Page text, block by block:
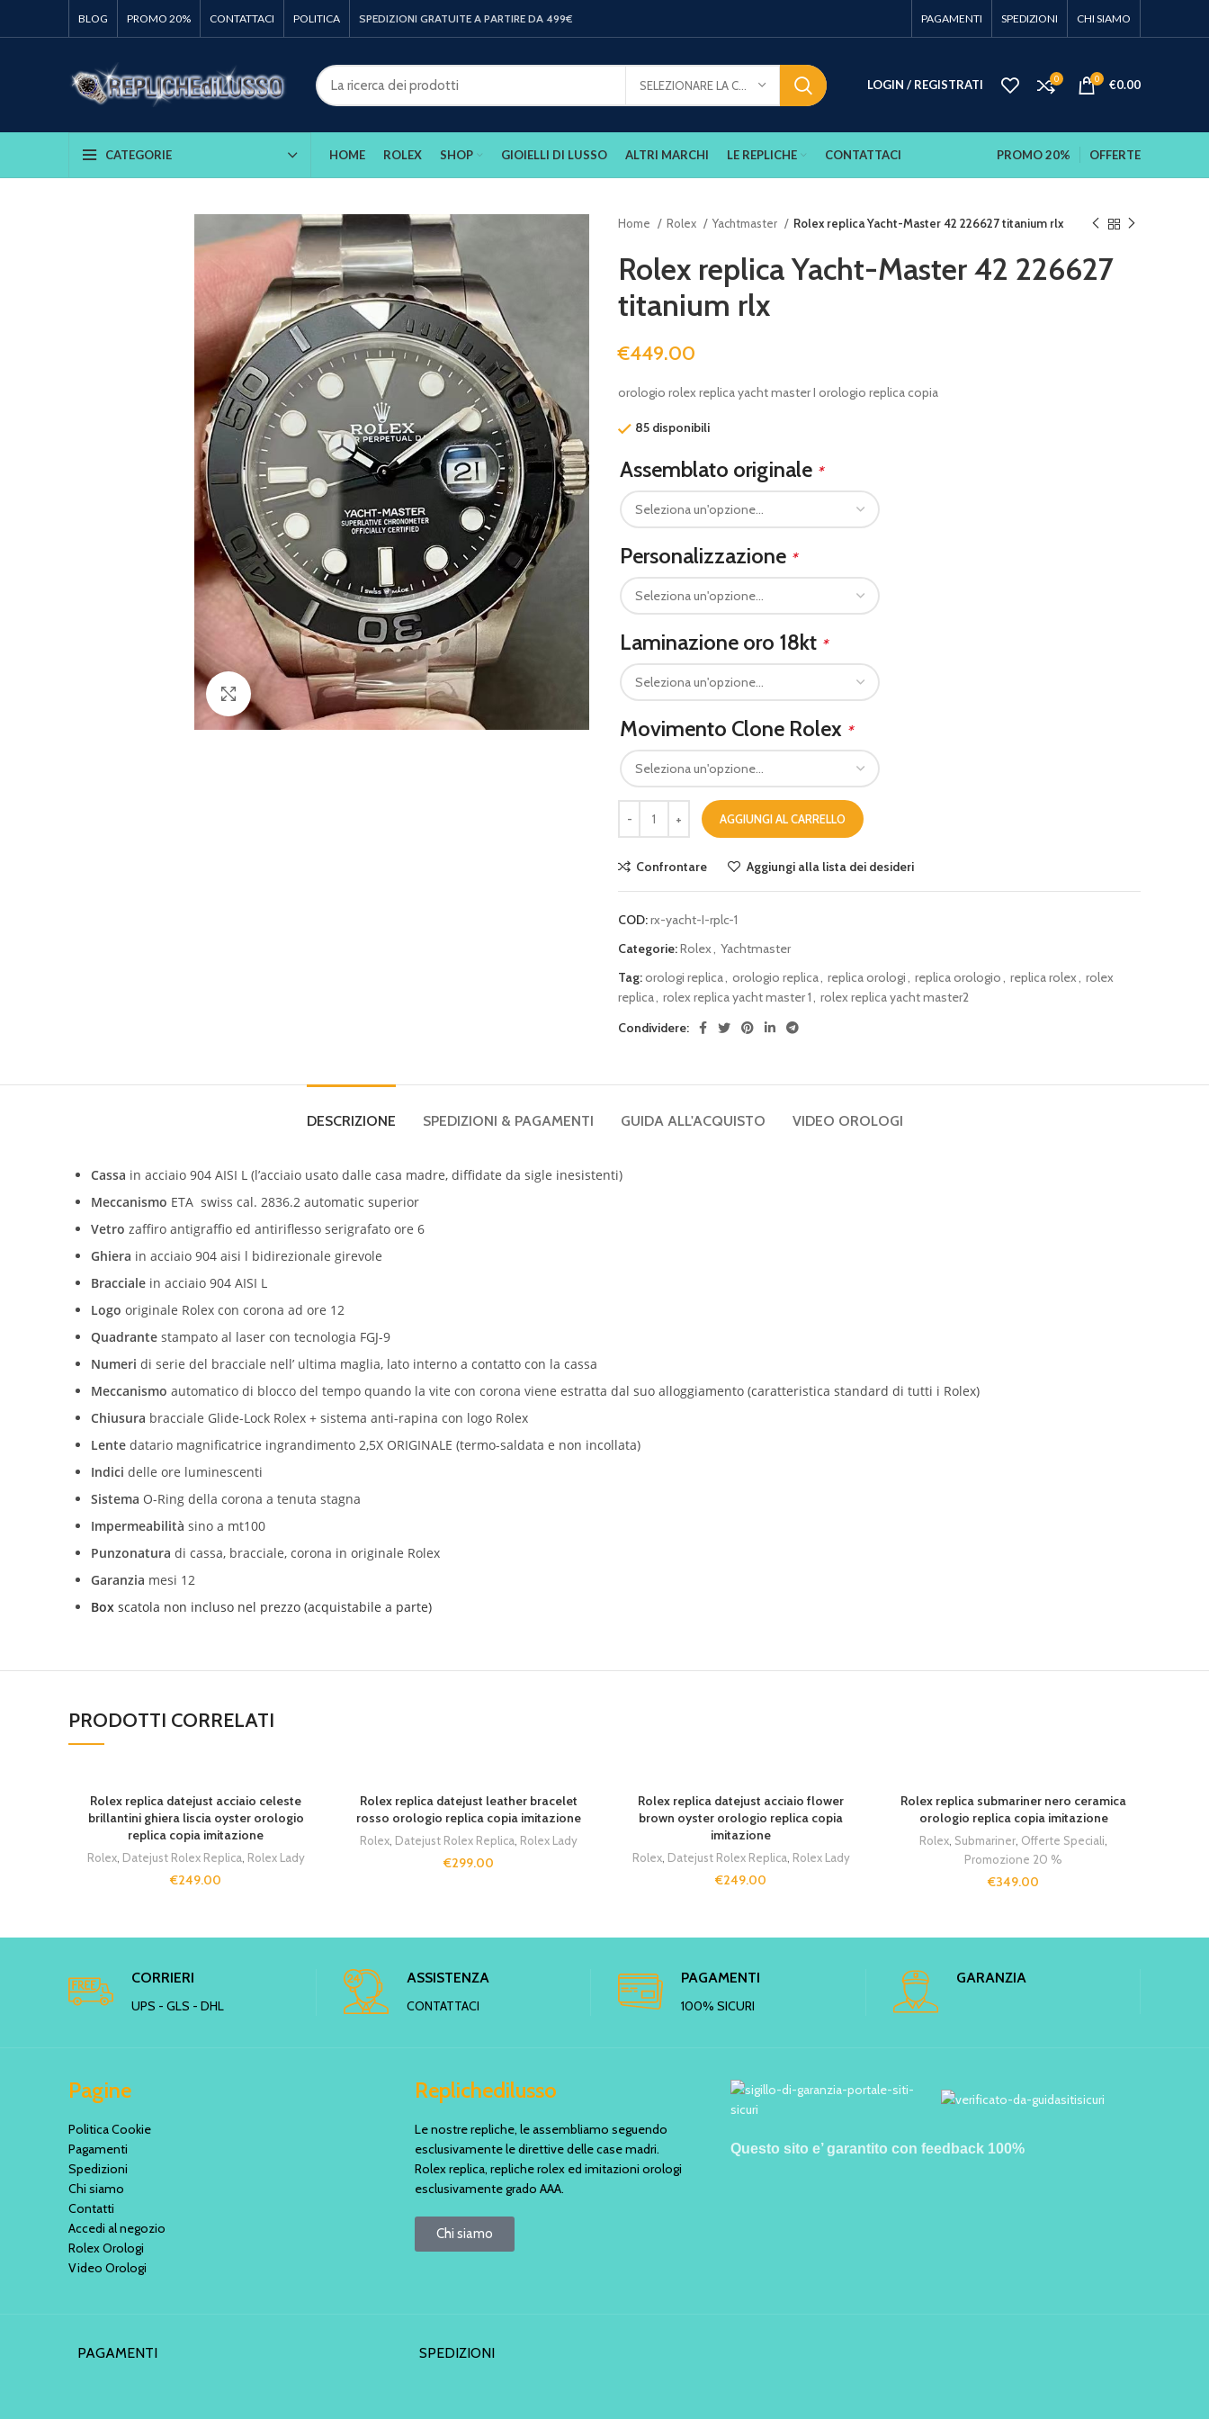
BLOG PROMO 20% CONTATTACI POLITICA SPEDIZIONI GRATUITE A PARTIRE DA 499€ PAGAMENTI SPEDIZIONI CHI SIAMO
LOGIN / REGISTRATI 0 0 €0.00
CATEGORIE HOME ROLEX SHOP GIOIELLI DI LUSSO ALTRI MARCHI LE REPLICHE CONTATTACI PROMO 20% OFFERTE
Clicca per ingrandire
Home Rolex Yachtmaster Rolex replica Yacht-Master 42 226627 titanium rlx
Rolex replica Yacht-Master 42 226627
titanium rlx
€449.00
orologio rolex replica yacht master I orologio replica copia
85 disponibili
Assemblato originale *
Personalizzazione *
Laminazione oro 18kt *
Movimento Clone Rolex *
AGGIUNGI AL CARRELLO
Confrontare Aggiungi alla lista dei desideri
COD:rx-yacht-I-rplc-1
Categorie:Rolex
Yachtmaster
Tag:orologi replica orologio replica replica orologi replica orologio replica rolex
rolex
replica rolex replica yacht master 1
rolex replica yacht master2
Condividere:
DESCRIZIONE SPEDIZIONI & PAGAMENTI GUIDA ALL'ACQUISTO VIDEO OROLOGI
Cassa in acciaio 904 AISI L (l’acciaio usato dalle casa madre, diffidate da sigle inesistenti)
Meccanismo ETA swiss cal. 2836.2 automatic superior
Vetro zaffiro antigraffio ed antiriflesso serigrafato ore 6
Ghiera in acciaio 904 aisi l bidirezionale girevole
Bracciale in acciaio 904 AISI L
Logo originale Rolex con corona ad ore 12
Quadrante stampato al laser con tecnologia FGJ-9
Numeri di serie del bracciale nell’ ultima maglia, lato interno a contatto con la cassa
Meccanismo automatico di blocco del tempo quando la vite con corona viene estratta dal suo alloggiamento (caratteristica standard di tutti i Rolex)
Chiusura bracciale Glide-Lock Rolex + sistema anti-rapina con logo Rolex
Lente datario magnificatrice ingrandimento 2,5X ORIGINALE (termo-saldata e non incollata)
Indici delle ore luminescenti
Sistema O-Ring della corona a tenuta stagna
Impermeabilità sino a mt100
Punzonatura di cassa, bracciale, corona in originale Rolex
Garanzia mesi 12
Box scatola non incluso nel prezzo (acquistabile a parte)
PRODOTTI CORRELATI
Rolex replica datejust acciaio celeste
brillantini ghiera liscia oyster orologio
replica copia imitazione
Rolex, Datejust Rolex Replica, Rolex Lady
€249.00
Rolex replica datejust leather bracelet
rosso orologio replica copia imitazione
Rolex, Datejust Rolex Replica, Rolex Lady
€299.00
Rolex replica datejust acciaio flower
brown oyster orologio replica copia
imitazione
Rolex, Datejust Rolex Replica, Rolex Lady
€249.00
Rolex replica submariner nero ceramica
orologio replica copia imitazione
Rolex Submariner Offerte Speciali
Promozione 20 %
€349.00
CORRIERI
UPS - GLS - DHL
ASSISTENZA
CONTATTACI
PAGAMENTI
100% SICURI
GARANZIA
Pagine
Politica Cookie
Pagamenti
Spedizioni
Chi siamo
Contatti
Accedi al negozio
Rolex Orologi
Video Orologi
Replichedilusso
Le nostre repliche, le assembliamo seguendo
esclusivamente le direttive delle case madri.
Rolex replica, repliche rolex ed imitazioni orologi
esclusivamente grado AAA.
Chi siamo
Questo sito e’ garantito con feedback 100%
PAGAMENTI SPEDIZIONI